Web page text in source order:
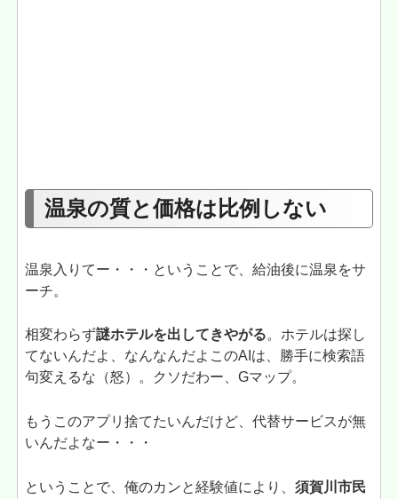
温泉の質と価格は比例しない
温泉入りてー・・・ということで、給油後に温泉をサ
ーチ。
相変わらず謎ホテルを出してきやがる。ホテルは探し
てないんだよ、なんなんだよこのAIは、勝手に検索語
句変えるな（怒）。クソだわー、Gマップ。
もうこのアプリ捨てたいんだけど、代替サービスが無
いんだよなー・・・
ということで、俺のカンと経験値により、須賀川市民